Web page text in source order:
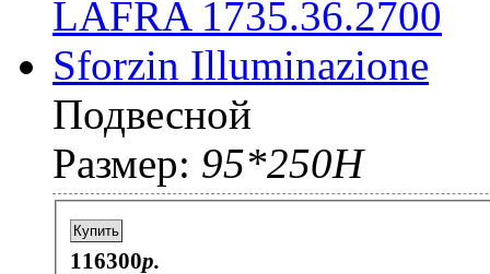
Подвесной
Размер: 95*250H
Купить
116300p.